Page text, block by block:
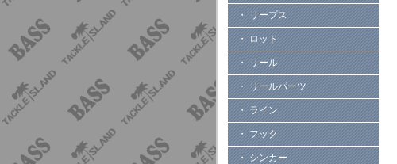
・ リープス
・ ロッド
・ リール
・ リールパーツ
・ ライン
・ フック
・ シンカー